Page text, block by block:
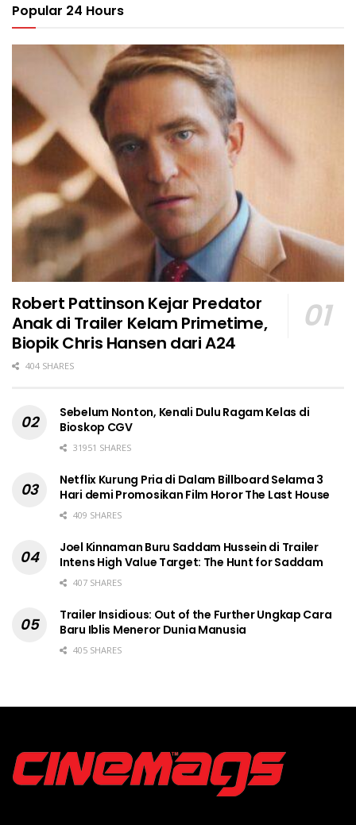
Popular 24 Hours
Robert Pattinson Kejar Predator
Anak di Trailer Kelam Primetime,
Biopik Chris Hansen dari A24
404 SHARES
Sebelum Nonton, Kenali Dulu Ragam Kelas di
Bioskop CGV
31951 SHARES
Netflix Kurung Pria di Dalam Billboard Selama 3
Hari demi Promosikan Film Horor The Last House
409 SHARES
Joel Kinnaman Buru Saddam Hussein di Trailer
Intens High Value Target: The Hunt for Saddam
407 SHARES
Trailer Insidious: Out of the Further Ungkap Cara
Baru Iblis Meneror Dunia Manusia
405 SHARES